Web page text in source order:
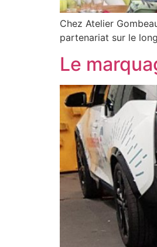
Chez Atelier
partenariat sur le
Le